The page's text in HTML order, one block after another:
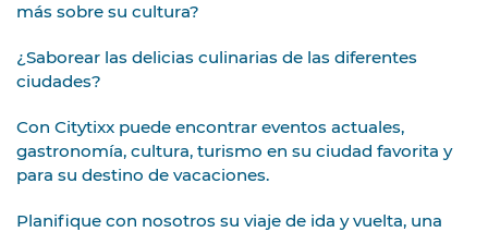
más sobre su cultura?
¿Saborear las delicias culinarias de las diferentes
ciudades?
Con Citytixx puede encontrar eventos actuales,
gastronomía, cultura, turismo en su ciudad favorita y
para su destino de vacaciones.
Planifique con nosotros su viaje de ida y vuelta, una